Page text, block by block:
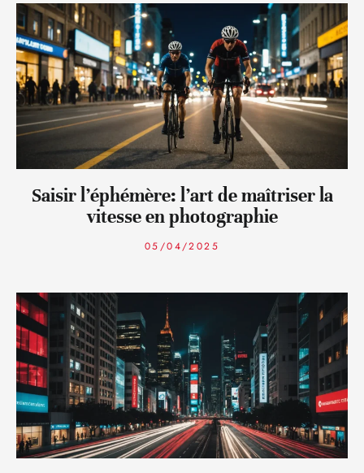
Saisir l’éphémère: l’art de maîtriser la
vitesse en photographie
05/04/2025